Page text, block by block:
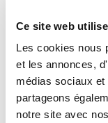
Ce site web
Les cookies nous
et les annonces,
médias sociaux
partageons
notre site avec
professionnel
fumées la plus
que vous avez